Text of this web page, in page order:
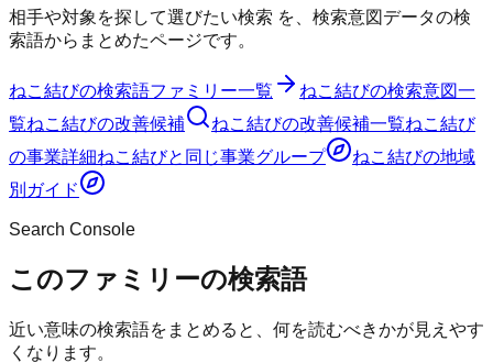
相手や対象を探して選びたい検索 を、検索意図データの検
索語からまとめたページです。
ねこ結びの検索語ファミリー一覧 ねこ結びの検索意図一
覧ねこ結びの改善候補 ねこ結びの改善候補一覧ねこ結び
の事業詳細ねこ結びと同じ事業グループ ねこ結びの地域
別ガイド
Search Console
このファミリーの検索語
近い意味の検索語をまとめると、何を読むべきかが見えやす
くなります。